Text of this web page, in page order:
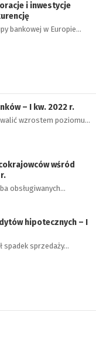
i inwestycje
bankowej w Europie…
– I kw. 2022 r.
wzrostem poziomu…
wśród
obsługiwanych…
hipotecznych – I
spadek sprzedaży…